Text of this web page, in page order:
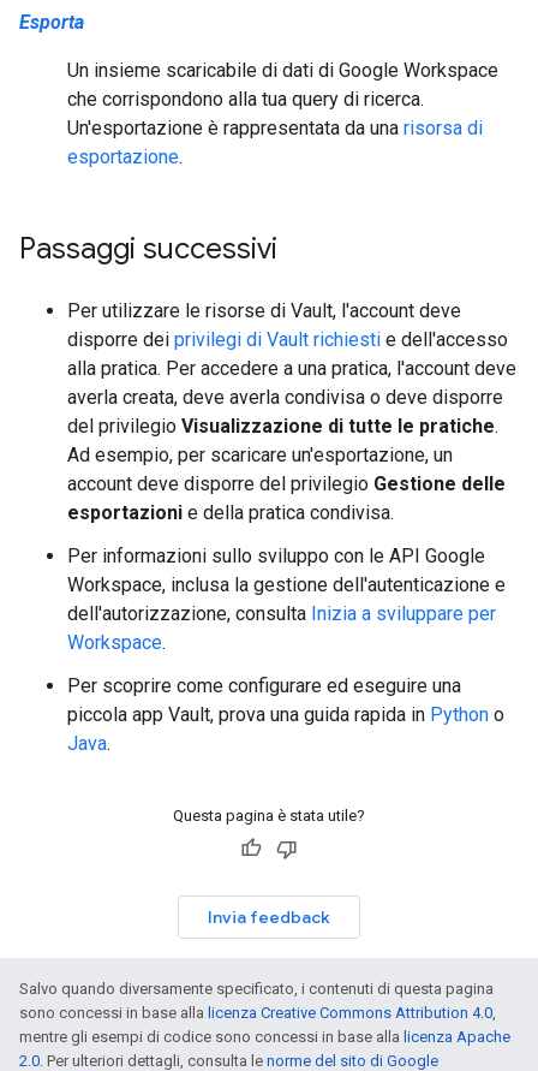
Esporta
Un insieme scaricabile di dati di Google Workspace
che corrispondono alla tua query di ricerca.
Un'esportazione è rappresentata da una risorsa di
esportazione.
Passaggi successivi
Per utilizzare le risorse di Vault, l'account deve
disporre dei privilegi di Vault richiesti e dell'accesso
alla pratica. Per accedere a una pratica, l'account deve
averla creata, deve averla condivisa o deve disporre
del privilegio Visualizzazione di tutte le pratiche.
Ad esempio, per scaricare un'esportazione, un
account deve disporre del privilegio Gestione delle
esportazioni e della pratica condivisa.
Per informazioni sullo sviluppo con le API Google
Workspace, inclusa la gestione dell'autenticazione e
dell'autorizzazione, consulta Inizia a sviluppare per
Workspace.
Per scoprire come configurare ed eseguire una
piccola app Vault, prova una guida rapida in Python o
Java.
Questa pagina è stata utile?
Invia feedback
Salvo quando diversamente specificato, i contenuti di questa pagina
sono concessi in base alla licenza Creative Commons Attribution 4.0,
mentre gli esempi di codice sono concessi in base alla licenza Apache
2.0. Per ulteriori dettagli, consulta le norme del sito di Google